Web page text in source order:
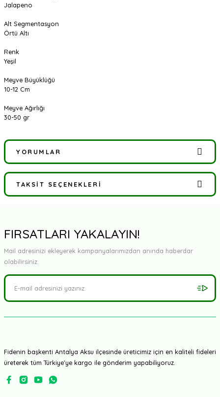
Jalapeno
Alt Segmentasyon
Örtü Altı
Renk
Yeşil
Meyve Büyüklüğü
10-12 Cm
Meyve Ağırlığı
30-50 gr
YORUMLAR
Bu ürüne ilk yorumu siz yapın!
TAKSIT SEÇENEKLERI
FIRSATLARI YAKALAYIN!
Mail adresinizi ekleyerek kampanyalarımızdan anında haberdar
olabilirsiniz.
Fidenin başkenti Antalya Aksu ilçesinde üreticimiz için en kaliteli fideleri
üreterek tüm Türkiye'ye kargo ile gönderim yapabiliyoruz.